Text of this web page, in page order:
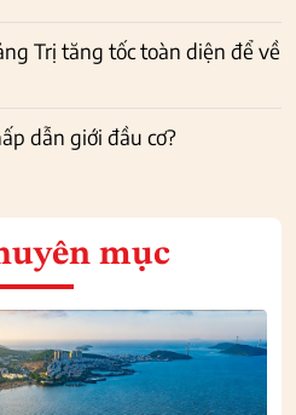
Trị tăng tốc toàn diện để về
dẫn giới đầu cơ?
mục